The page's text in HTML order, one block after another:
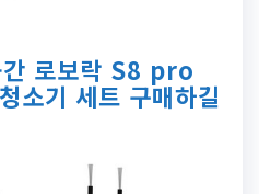
로보락 S8 pro
소기 세트 구매하길